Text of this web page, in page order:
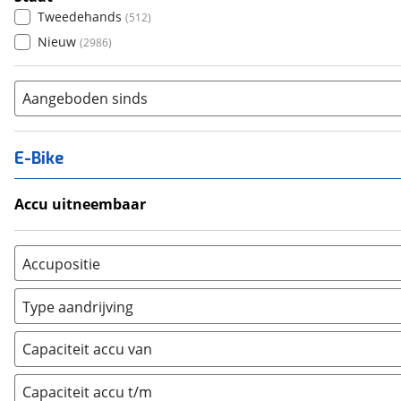
Tweedehands (512)
Nieuw (2986)
Aangeboden sinds
E-Bike
Accu uitneembaar
Nee, vast (22)
Accupositie
Bagagedrager (1)
Frame (0 )
Vloer (0
Achterbank (0)
Kofferbak (0)
Type aandrijving
Achterwiel (1)
Trapas
Voorwiel
Capaciteit accu van
Capaciteit accu t/m